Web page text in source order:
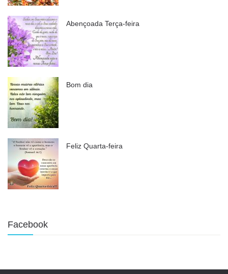
Abençoada Terça-feira
Bom dia
Feliz Quarta-feira
Facebook